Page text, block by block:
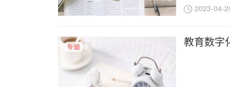
2023-04-
教育数字